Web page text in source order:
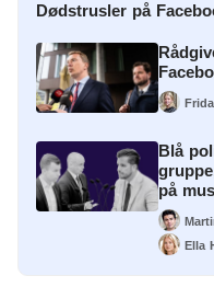
Dødstrusler på
Blå
på
Ella